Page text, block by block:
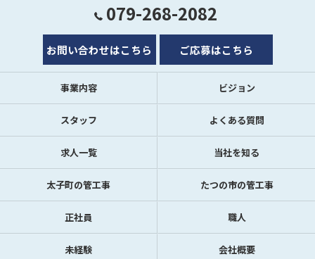
079-268-2082
お問い合わせはこちら ご応募はこちら
事業内容 ビジョン
スタッフ よくある質問
求人一覧 当社を知る
太子町の管工事 たつの市の管工事
正社員 職人
未経験 会社概要